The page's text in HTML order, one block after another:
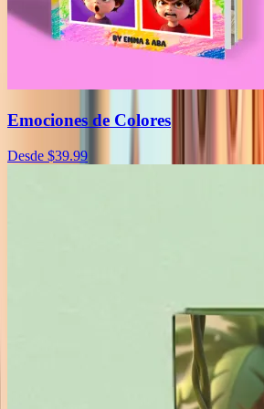
Emociones de Colores
Desde $39.99